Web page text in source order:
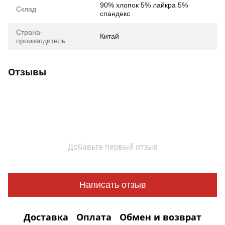
Склад
90% хлопок 5% лайкра 5%
спандекс
Страна-
производитель
Китай
Отзывы
Добавьте первый отзыв
Написать отзыв
Доставка Оплата Обмен и возврат